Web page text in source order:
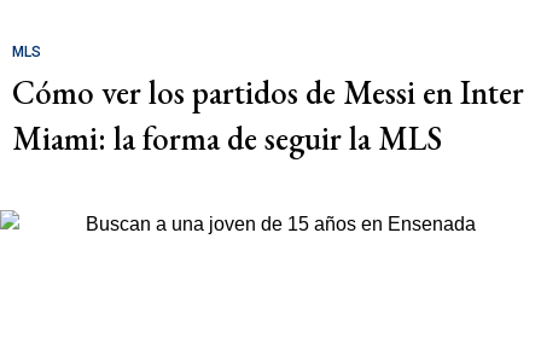
MLS
Cómo ver los partidos de Messi en Inter
Miami: la forma de seguir la MLS